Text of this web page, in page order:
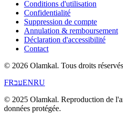
Conditions d'utilisation
Confidentialité
Suppression de compte
Annulation & remboursement
Déclaration d'accessibilité
Contact
© 2026 Olamkal. Tous droits
FRעבENRU
© 2025 Olamkal. Reproduction de
données protégée.